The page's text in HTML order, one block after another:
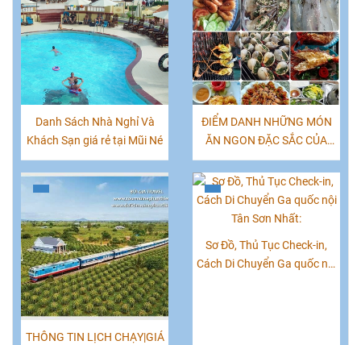
Danh Sách Nhà Nghỉ Và
Khách Sạn giá rẻ tại Mũi Né
ĐIỂM DANH NHỮNG MÓN
ĂN NGON ĐẶC SẮC CỦA
PHAN THIẾT, MŨI NÉ
THÔNG TIN LỊCH CHẠY|GIÁ
Sơ Đồ, Thủ Tục Check-in,
Cách Di Chuyển Ga quốc nội